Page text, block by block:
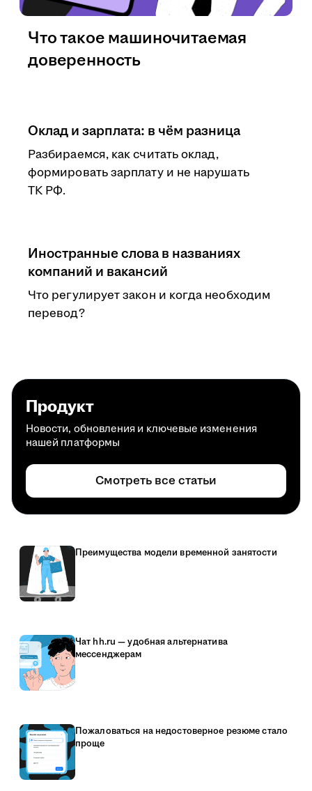
Оклад и зарплата: в чём разница
Разбираемся, как считать оклад,
формировать зарплату и не нарушать
ТК РФ.
Иностранные слова в названиях
компаний и вакансий
Что регулирует закон и когда необходим
перевод?
Что такое машиночитаемая
доверенность
Продукт
Новости, обновления и ключевые изменения
нашей платформы
Смотреть все статьи
Преимущества модели временной занятости
Чат hh.ru — удобная альтернатива
мессенджерам
Пожаловаться на недостоверное резюме стало
проще